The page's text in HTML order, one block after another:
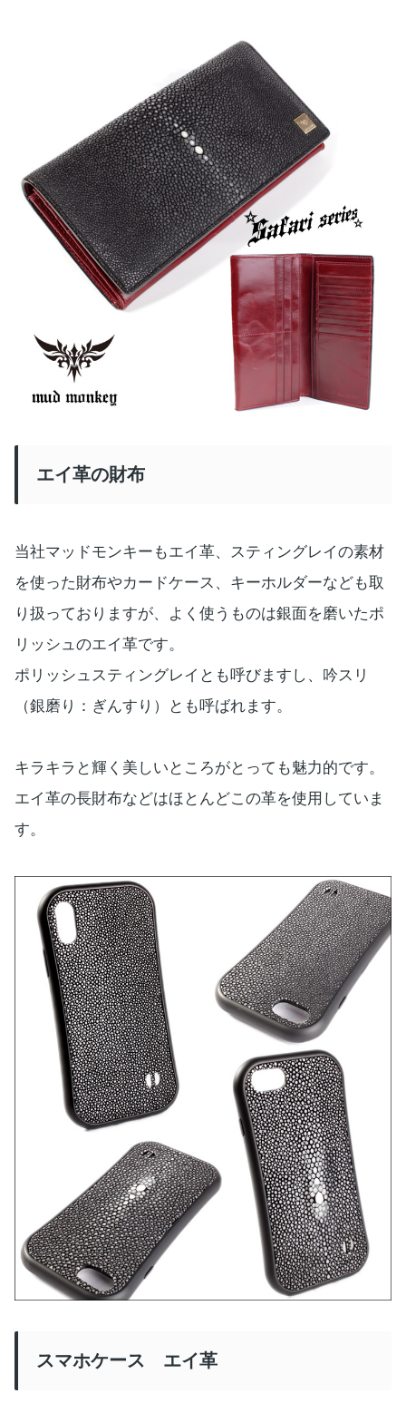
エイ革の財布
当社マッドモンキーもエイ革、スティングレイの素材
を使った財布やカードケース、キーホルダーなども取
り扱っておりますが、よく使うものは銀面を磨いたポ
リッシュのエイ革です。
ポリッシュスティングレイとも呼びますし、吟スリ
（銀磨り：ぎんすり）とも呼ばれます。
キラキラと輝く美しいところがとっても魅力的です。
エイ革の長財布などはほとんどこの革を使用していま
す。
スマホケース エイ革